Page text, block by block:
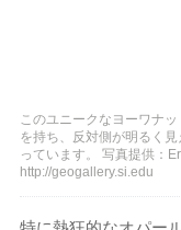
このユニークなヨーワナ
を持ち、反対側が明るく
っています。 写真提供：
http://geogallery.si.edu